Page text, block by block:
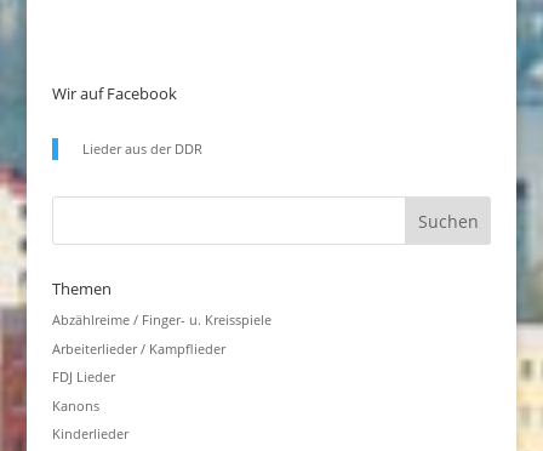
Wir auf Facebook
Lieder aus der DDR
Themen
Abzählreime / Finger- u. Kreisspiele
Arbeiterlieder / Kampflieder
FDJ Lieder
Kanons
Kinderlieder